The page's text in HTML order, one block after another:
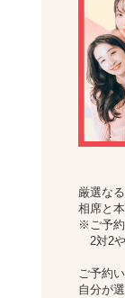
厳選な
相席と
※ご予約
2対2や
ご予約
自分が